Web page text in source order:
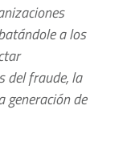
a los
del fraude, la
generación de